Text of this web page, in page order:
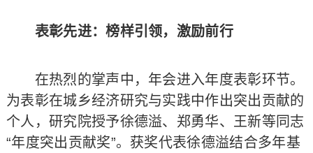
表彰先进：榜样引领，激励前行
在热烈的掌声中，年会进入年度表彰环节。
为表彰在城乡经济研究与实践中作出突出贡献的
个人，研究院授予徐德溢、郑勇华、王新等同志
“年度突出贡献奖”。获奖代表徐德溢结合多年基